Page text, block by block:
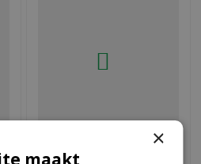
Witte groeilamp
×
maakt